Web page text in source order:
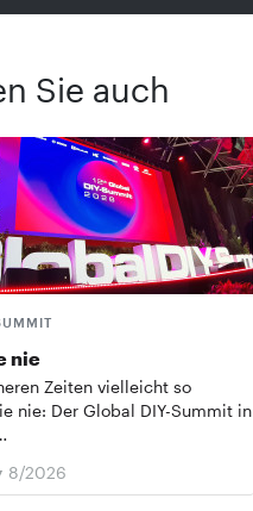
Sie auch
nie
Zeiten vielleicht so
nie: Der Global DIY-Summit in
8/2026